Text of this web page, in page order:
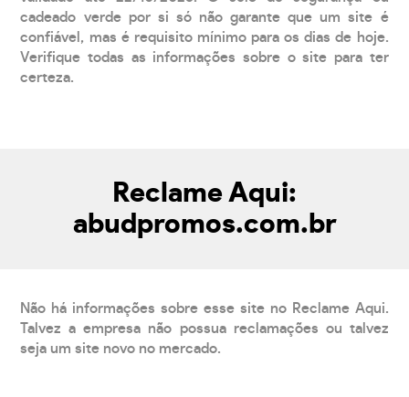
cadeado verde por si só não garante que um site é
confiável, mas é requisito mínimo para os dias de hoje.
Verifique todas as informações sobre o site para ter
certeza.
Reclame Aqui:
abudpromos.com.br
Não há informações sobre esse site no Reclame Aqui.
Talvez a empresa não possua reclamações ou talvez
seja um site novo no mercado.